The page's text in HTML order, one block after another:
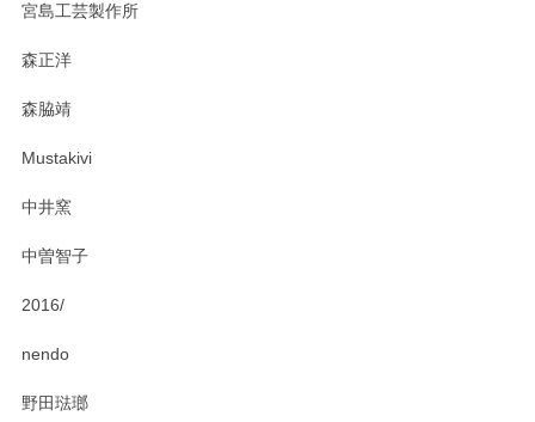
宮島工芸製作所
森正洋
森脇靖
Mustakivi
中井窯
中曽智子
2016/
nendo
野田琺瑯